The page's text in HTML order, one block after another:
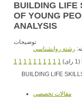
BUILDING LIFE
OF YOUNG
ANALYSIS
توضیحات
رشته روانشناسي
1 1 1 1 1 1 1 1 1 1
BUILDING LIFE
مقالات تخصصي